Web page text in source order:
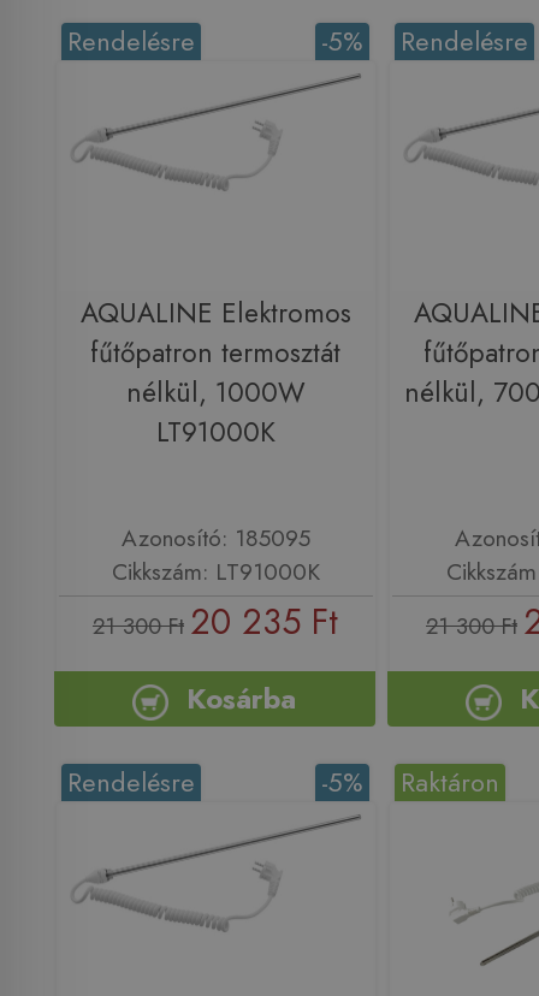
-5%
Rendelésre
AQUALINE Elektromos
fűtőpatron termosztát
nélkül, 1000W
LT91000K
Azonosító: 185095
Cikkszám: LT91000K
21 300 Ft 20 235 Ft
Kosárba
Rendelésre
nélkül,
21 300 Ft
-5%
Rendelésre Raktáron